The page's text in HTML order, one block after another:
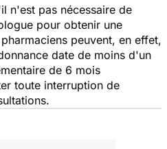
n'est pas nécessaire de
pour obtenir une
peuvent, en effet,
date de moins d'un
de 6 mois
toute interruption de